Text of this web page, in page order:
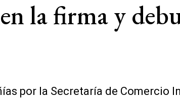
la firma y
por la Secretaría de Comercio